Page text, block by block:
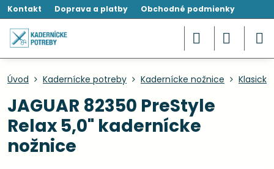
Kontakt Doprava a platby Obchodné podmienky
Úvod Kadernícke potreby Kadernícke nožnice
JAGUAR 82350 PreStyle
Relax 5,0" kadernícke
nožnice